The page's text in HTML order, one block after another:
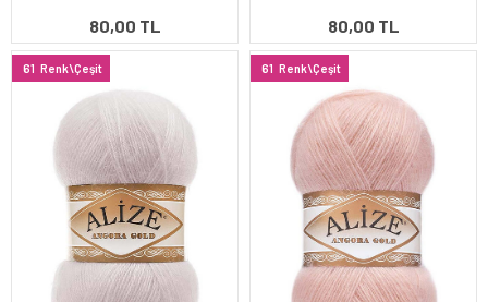
80,00 TL 80,00 TL
61 Renk\Çeşit 61 Renk\Çeşit